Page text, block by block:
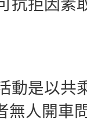
抗拒因素
動是以共
無人開車